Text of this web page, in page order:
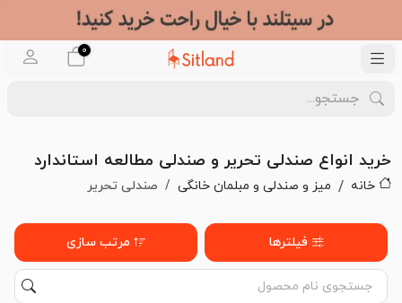
0
خرید انواع صندلی تحریر و صندلی مطالعه استاندارد
خانه میز و صندلی و مبلمان خانگی صندلی تحریر
فیلترها مرتب سازی